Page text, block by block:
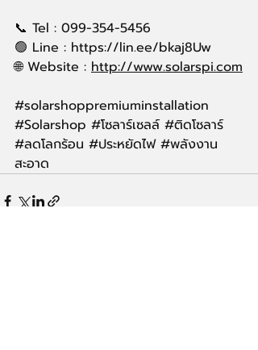
📞 Tel : 099-354-5456
🟢 Line : https://lin.ee/bkaj8Uw
🌐 Website : http://www.solarspi.com
#solarshoppremiuminstallation
#Solarshop #โซลาร์เซลล์ #ติดโซลาร์
#ลดโลกร้อน #ประหยัดไฟ #พลังงาน
สะอาด